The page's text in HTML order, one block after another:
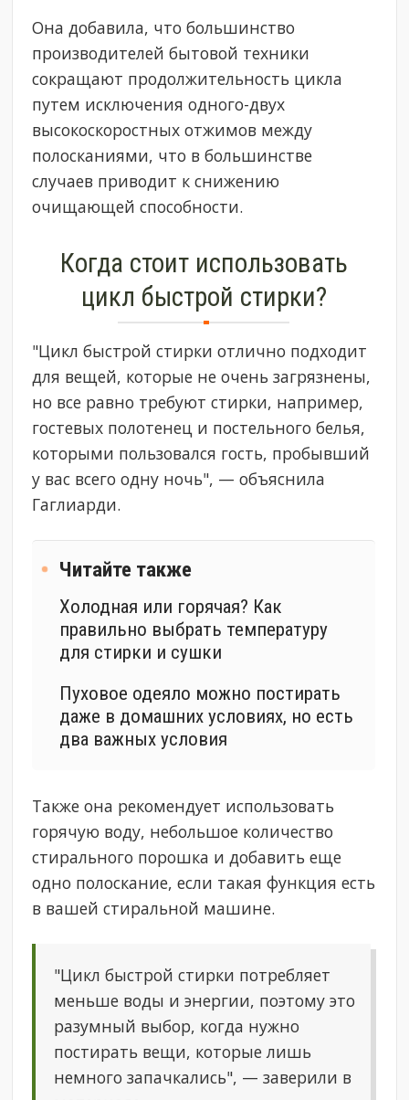
Она добавила, что большинство
производителей бытовой техники
сокращают продолжительность цикла
путем исключения одного-двух
высокоскоростных отжимов между
полосканиями, что в большинстве
случаев приводит к снижению
очищающей способности.
Когда стоит использовать
цикл быстрой стирки?
"Цикл быстрой стирки отлично подходит
для вещей, которые не очень загрязнены,
но все равно требуют стирки, например,
гостевых полотенец и постельного белья,
которыми пользовался гость, пробывший
у вас всего одну ночь", — объяснила
Гаглиарди.
Читайте также
Холодная или горячая? Как
правильно выбрать температуру
для стирки и сушки
Пуховое одеяло можно постирать
даже в домашних условиях, но есть
два важных условия
Также она рекомендует использовать
горячую воду, небольшое количество
стирального порошка и добавить еще
одно полоскание, если такая функция есть
в вашей стиральной машине.
"Цикл быстрой стирки потребляет
меньше воды и энергии, поэтому это
разумный выбор, когда нужно
постирать вещи, которые лишь
немного запачкались", — заверили в